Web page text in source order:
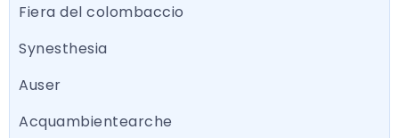
Fiera del colombaccio
Synesthesia
Auser
Acquambientearche